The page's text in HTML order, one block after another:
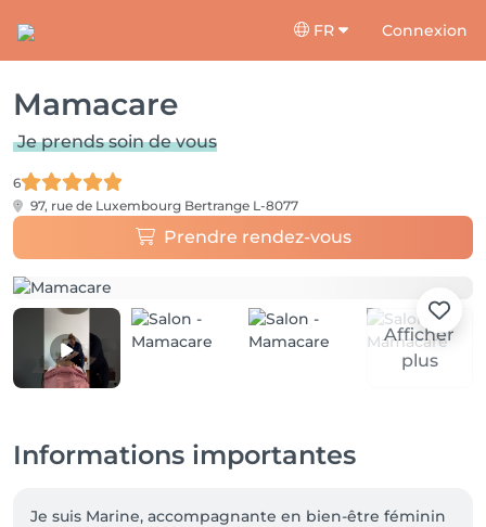
FR Connexion
Mamacare
Je prends soin de vous
6
97, rue de Luxembourg Bertrange L-8077
Prendre rendez-vous
Afficher
plus
Informations importantes
Je suis Marine, accompagnante en bien-être féminin